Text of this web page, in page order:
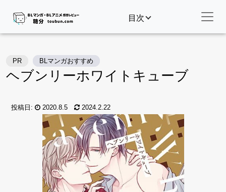
目次
PR BLマンガおすすめ
ヘブンリーホワイトキューブ
投稿日: 2020.8.5 2024.2.22